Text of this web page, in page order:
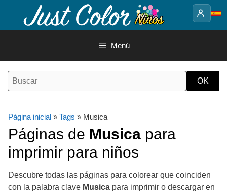
contenido
Menú
Página inicial » Tags » Musica
Páginas de Musica para
imprimir para niños
Descubre todas las páginas para colorear que coinciden
con la palabra clave Musica para imprimir o descargar en